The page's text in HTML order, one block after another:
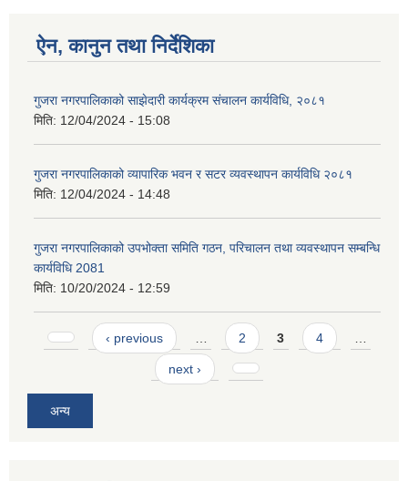
ऐन, कानुन तथा निर्देशिका
गुजरा नगरपालिकाको साझेदारी कार्यक्रम संचालन कार्यविधि, २०८१
मिति: 12/04/2024 - 15:08
गुजरा नगरपालिकाको व्यापारिक भवन र सटर व्यवस्थापन कार्यविधि २०८१
मिति: 12/04/2024 - 14:48
गुजरा नगरपालिकाको उपभोक्ता समिति गठन, परिचालन तथा व्यवस्थापन सम्बन्धि
कार्यविधि 2081
मिति: 10/20/2024 - 12:59
Pages ‹ previous 2 3 4
next ›
अन्य